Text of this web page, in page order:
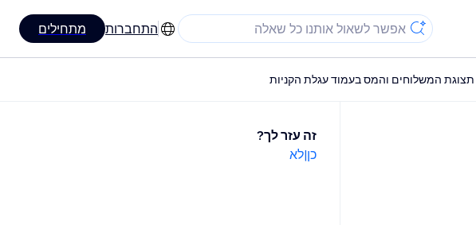
התחברות מתחילים
המשלוחים והמס בעמוד עגלת הקניות
זה עזר לך?
כן|לא